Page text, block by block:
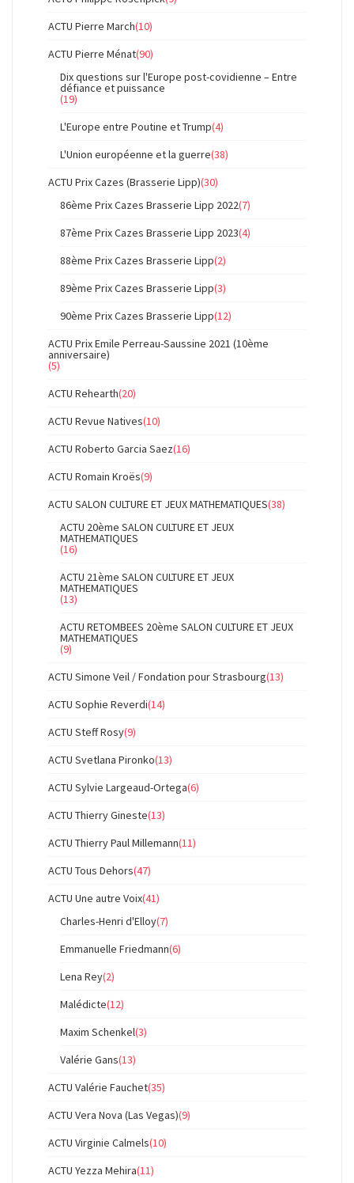
ACTU Pierre March(10)
ACTU Pierre Ménat(90)
Dix questions sur l'Europe post-covidienne – Entre
défiance et puissance
(19)
L'Europe entre Poutine et Trump(4)
L'Union européenne et la guerre(38)
ACTU Prix Cazes (Brasserie Lipp)(30)
86ème Prix Cazes Brasserie Lipp 2022(7)
87ème Prix Cazes Brasserie Lipp 2023(4)
88ème Prix Cazes Brasserie Lipp(2)
89ème Prix Cazes Brasserie Lipp(3)
90ème Prix Cazes Brasserie Lipp(12)
ACTU Prix Emile Perreau-Saussine 2021 (10ème
anniversaire)
(5)
ACTU Rehearth(20)
ACTU Revue Natives(10)
ACTU Roberto Garcia Saez(16)
ACTU Romain Kroës(9)
ACTU SALON CULTURE ET JEUX MATHEMATIQUES(38)
ACTU 20ème SALON CULTURE ET JEUX
MATHEMATIQUES
(16)
ACTU 21ème SALON CULTURE ET JEUX
MATHEMATIQUES
(13)
ACTU RETOMBEES 20ème SALON CULTURE ET JEUX
MATHEMATIQUES
(9)
ACTU Simone Veil / Fondation pour Strasbourg(13)
ACTU Sophie Reverdi(14)
ACTU Steff Rosy(9)
ACTU Svetlana Pironko(13)
ACTU Sylvie Largeaud-Ortega(6)
ACTU Thierry Gineste(13)
ACTU Thierry Paul Millemann(11)
ACTU Tous Dehors(47)
ACTU Une autre Voix(41)
Charles-Henri d'Elloy(7)
Emmanuelle Friedmann(6)
Lena Rey(2)
Malédicte(12)
Maxim Schenkel(3)
Valérie Gans(13)
ACTU Valérie Fauchet(35)
ACTU Vera Nova (Las Vegas)(9)
ACTU Virginie Calmels(10)
ACTU Yezza Mehira(11)